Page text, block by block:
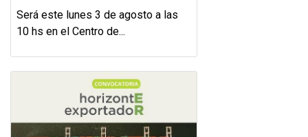
Será este lunes 3 de agosto a las
10 hs en el Centro de...